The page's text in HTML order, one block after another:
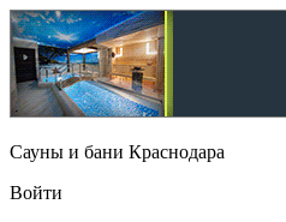
Сауны и бани Краснодара
Войти